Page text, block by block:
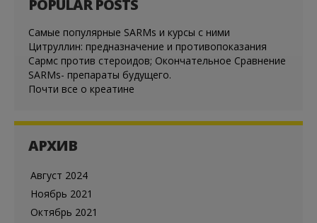
POPULAR POSTS
Cамые популярные SARMs и курсы с ними
Цитруллин: предназначение и противопоказания
Сармс против стероидов; Окончательное Сравнение
SARMs- препараты будущего.
Почти все о креатине
АРХИВ
Август 2024
Ноябрь 2021
Октябрь 2021